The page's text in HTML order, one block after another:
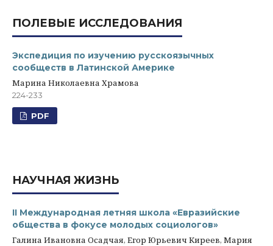
ПОЛЕВЫЕ ИССЛЕДОВАНИЯ
Экспедиция по изучению русскоязычных
сообществ в Латинской Америке
Марина Николаевна Храмова
224-233
PDF
НАУЧНАЯ ЖИЗНЬ
II Международная летняя школа «Евразийские
общества в фокусе молодых социологов»
Галина Ивановна Осадчая, Егор Юрьевич Киреев, Мария